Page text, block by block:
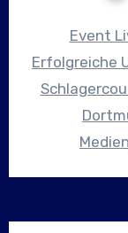
Event
Erfolgreiche